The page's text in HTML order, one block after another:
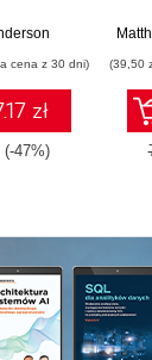
cena z 30 dni)
zł
(-47%)
(39,50